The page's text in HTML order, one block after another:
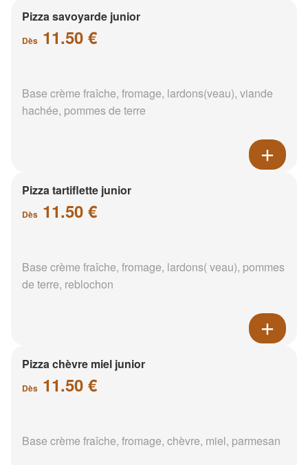
Pizza savoyarde junior
Dès 11.50 €
Base crème fraîche, fromage, lardons(veau), viande
hachée, pommes de terre
Pizza tartiflette junior
Dès 11.50 €
Base crème fraîche, fromage, lardons( veau), pommes
de terre, reblochon
Pizza chèvre miel junior
Dès 11.50 €
Base crème fraîche, fromage, chèvre, miel, parmesan